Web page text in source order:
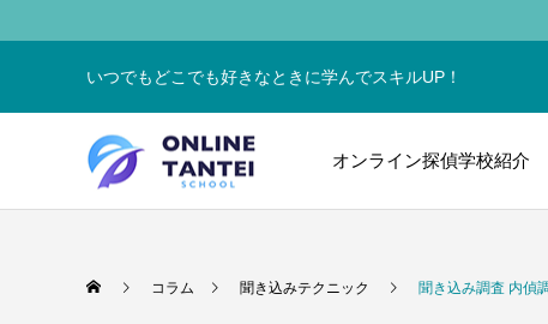
いつでもどこでも好きなときに学んでスキルUP！
オンライン探偵学校紹介
コラム 聞き込みテクニック 聞き込み調査 内偵